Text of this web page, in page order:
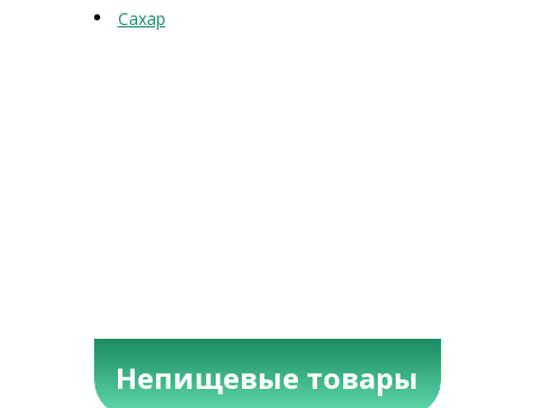
Сахар
Непищевые товары